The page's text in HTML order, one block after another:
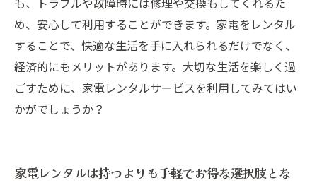
め、安心して利用することができます。家電をレンタル
することで、快適な生活を手に入れられるだけでなく、
経済的にもメリットがあります。大切な生活を楽しく過
ごすために、家電レンタルサービスを利用してみてはい
かがでしょうか？
家電レンタルは持つよりも手軽でお得な選択肢とな